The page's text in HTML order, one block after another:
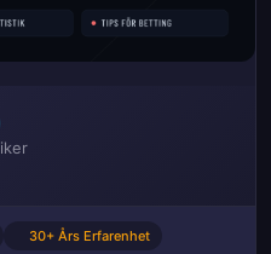
30+ Års Erfarenhet